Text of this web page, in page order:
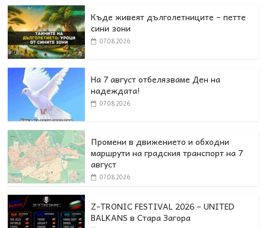
Къде живеят дълголетниците – петте
сини зони
07.08.2026
На 7 август отбелязваме Ден на
надеждата!
07.08.2026
Промени в движението и обходни
маршрути на градския транспорт на 7
август
07.08.2026
Z-TRONIC FESTIVAL 2026 – UNITED
BALKANS в Стара Загора